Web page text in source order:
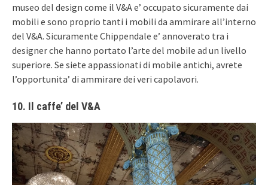
museo del design come il V&A e’ occupato sicuramente dai
mobili e sono proprio tanti i mobili da ammirare all’interno
del V&A. Sicuramente Chippendale e’ annoverato tra i
designer che hanno portato l’arte del mobile ad un livello
superiore. Se siete appassionati di mobile antichi, avrete
l’opportunita’ di ammirare dei veri capolavori.
10. Il caffe’ del V&A